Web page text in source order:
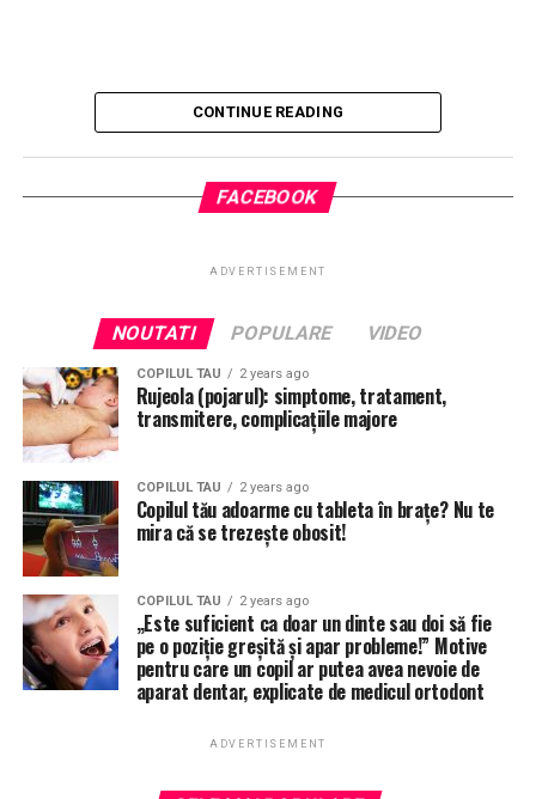
CONTINUE READING
FACEBOOK
ADVERTISEMENT
NOUTATI POPULARE VIDEO
COPILUL TAU 2 years ago
Rujeola (pojarul): simptome, tratament,
transmitere, complicațiile majore
COPILUL TAU 2 years ago
Copilul tău adoarme cu tableta în brațe? Nu te
mira că se trezește obosit!
COPILUL TAU 2 years ago
„Este suficient ca doar un dinte sau doi să fie
pe o poziție greșită și apar probleme!” Motive
pentru care un copil ar putea avea nevoie de
aparat dentar, explicate de medicul ortodont
ADVERTISEMENT